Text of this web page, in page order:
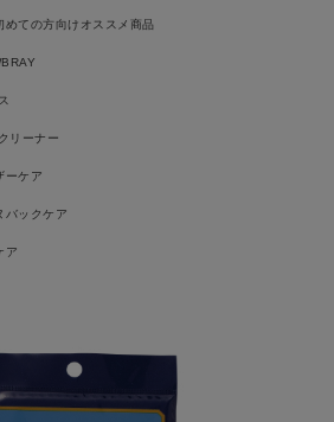
めての方向けオススメ商品
リーナー
ーケア
バックケア
ア